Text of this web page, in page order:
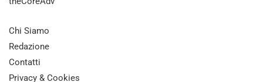
Chi Siamo
Redazione
Contatti
Privacy & Cookies